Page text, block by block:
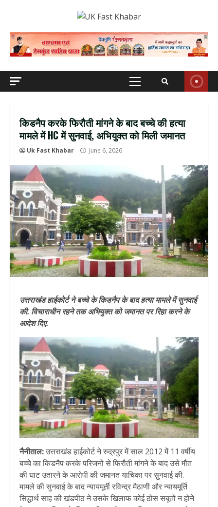
Primary
किडनैप करके फिरौती मांगने के बाद बच्चे की हत्या
मामले में HC में सुनवाई, अभियुक्त को मिली जमानत
Uk Fast Khabar June 6, 2026
उत्तराखंड हाईकोर्ट ने बच्चे के किडनैप के बाद हत्या मामले में सुनवाई
की. विचाराधीन रहने तक अभियुक्त को जमानत पर रिहा करने के
आदेश दिए.
नैनीताल:उत्तराखंड हाईकोर्ट ने रुद्रपुर में साल 2012 में 11 वर्षीय
बच्चे का किडनैप करके परिजनों से फिरौती मांगने के बाद उसे मौत
की घाट उतारने के आरोपी की जमानत याचिका पर सुनवाई की.
मामले की सुनवाई के बाद न्यायमूर्ती रविन्द्र मैठाणी और न्यायमूर्ति
सिद्धार्थ साह की खंडपीठ ने उसके खिलाफ कोई ठोस सबूतों न होने